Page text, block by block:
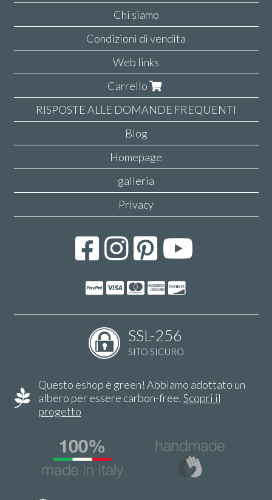
Chi siamo
Condizioni di vendita
Web links
Carrello
RISPOSTE ALLE DOMANDE FREQUENTI
Blog
Homepage
galleria
Privacy
SSL-256
SITO SICURO
Questo eshop è green! Abbiamo adottato un
albero per essere carbon-free.Scopri il
progetto